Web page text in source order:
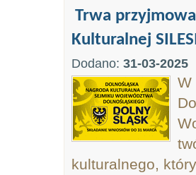
Trwa
Kulturalnej
Dodano: 31-03-2025
W
kulturalnego,